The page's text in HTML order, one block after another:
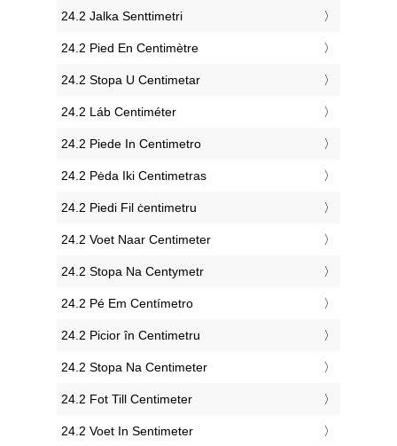
‎24.2 Jalka Senttimetri
‎24.2 Pied En Centimètre
‎24.2 Stopa U Centimetar
‎24.2 Láb Centiméter
‎24.2 Piede In Centimetro
‎24.2 Pėda Iki Centimetras
‎24.2 Piedi Fil ċentimetru
‎24.2 Voet Naar Centimeter
‎24.2 Stopa Na Centymetr
‎24.2 Pé Em Centímetro
‎24.2 Picior în Centimetru
‎24.2 Stopa Na Centimeter
‎24.2 Fot Till Centimeter
‎24.2 Voet In Sentimeter